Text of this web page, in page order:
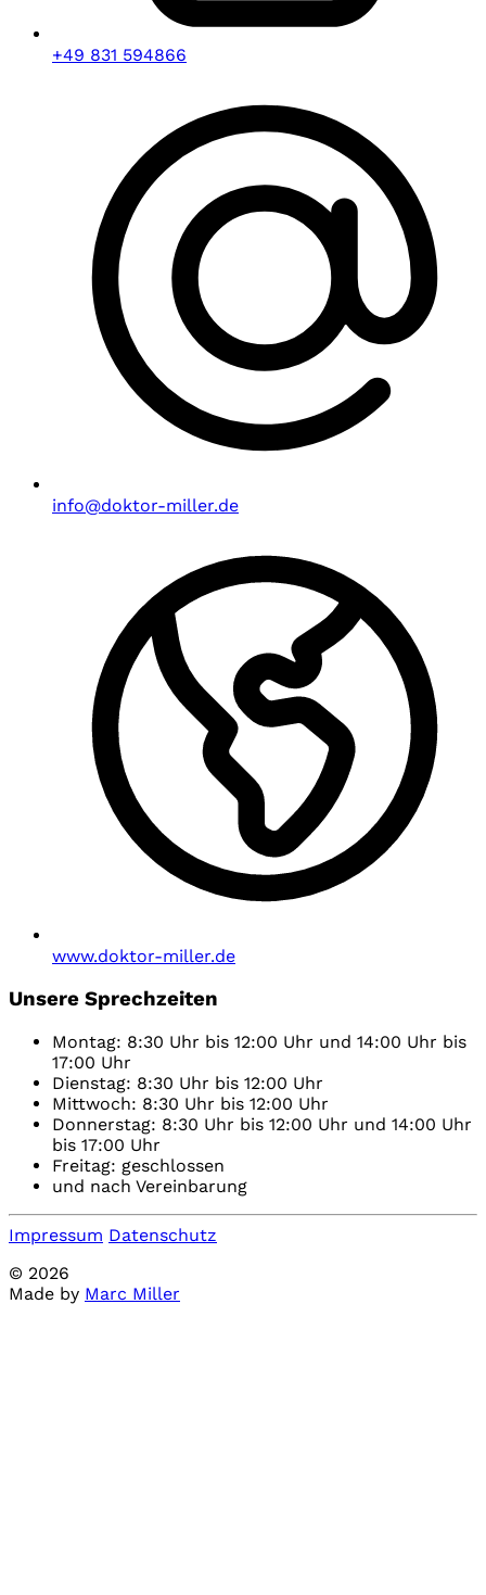
+49 831 594866
info@doktor-miller.de
www.doktor-miller.de
Unsere Sprechzeiten
Montag: 8:30 Uhr bis 12:00 Uhr und 14:00 Uhr bis
17:00 Uhr
Dienstag: 8:30 Uhr bis 12:00 Uhr
Mittwoch: 8:30 Uhr bis 12:00 Uhr
Donnerstag: 8:30 Uhr bis 12:00 Uhr und 14:00 Uhr
bis 17:00 Uhr
Freitag: geschlossen
und nach Vereinbarung
Impressum Datenschutz
© 2026
Made by Marc Miller